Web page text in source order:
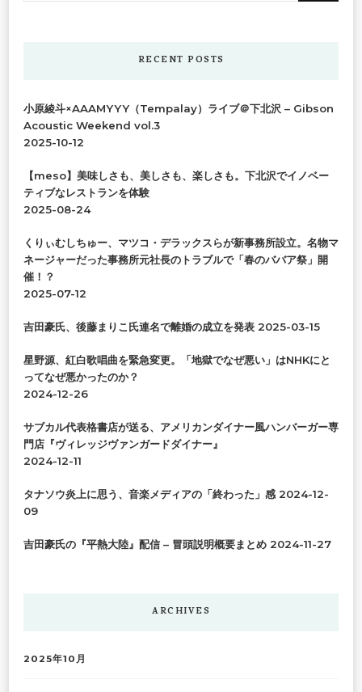
す
か
RECENT POSTS
小原綾斗×AAAMYYY（Tempalay）ライブ＠下北沢 – Gibson
Acoustic Weekend vol.3
2025-10-12
【meso】美味しさも、美しさも、楽しさも。下北沢でイノベー
ティブなレストランを体験
2025-08-24
くりぃむしちゅー、マツコ・デラックスらが新事務所設立。名物マ
ネージャーだった事務所元社長のトラブルで「春のババア祭」開
催！？
2025-07-12
吉田豪氏、後藤まりこ氏連名で離婚の成立を発表 2025-03-15
星野源、紅白歌唱曲を緊急変更。「地獄でなぜ悪い」はNHKにと
ってなぜ悪かったのか？
2024-12-26
サブカル代表格書店が送る、アメリカンダイナー風ハンバーガー専
門店『ヴィレッジヴァンガードダイナー』
2024-12-11
タナソウ炎上に思う、音楽メディアの「終わった」感 2024-12-
09
吉田豪氏の『平熱大陸』配信 – 冒頭説明概要まとめ 2024-11-27
ARCHIVES
2025年10月